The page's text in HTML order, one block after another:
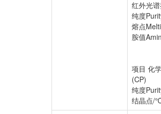
红外光
纯度
熔点
胺值
项目 化
(CP)
纯度
结晶点/